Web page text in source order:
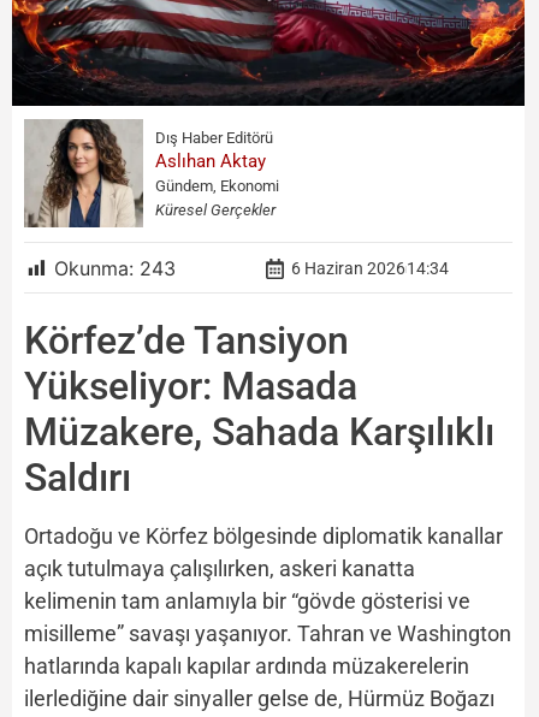
Dış Haber Editörü
Aslıhan Aktay
Gündem, Ekonomi
Küresel Gerçekler
Okunma: 243 6 Haziran 202614:34
Körfez’de Tansiyon
Yükseliyor: Masada
Müzakere, Sahada Karşılıklı
Saldırı
Ortadoğu ve Körfez bölgesinde diplomatik kanallar
açık tutulmaya çalışılırken, askeri kanatta
kelimenin tam anlamıyla bir “gövde gösterisi ve
misilleme” savaşı yaşanıyor. Tahran ve Washington
hatlarında kapalı kapılar ardında müzakerelerin
ilerlediğine dair sinyaller gelse de, Hürmüz Boğazı